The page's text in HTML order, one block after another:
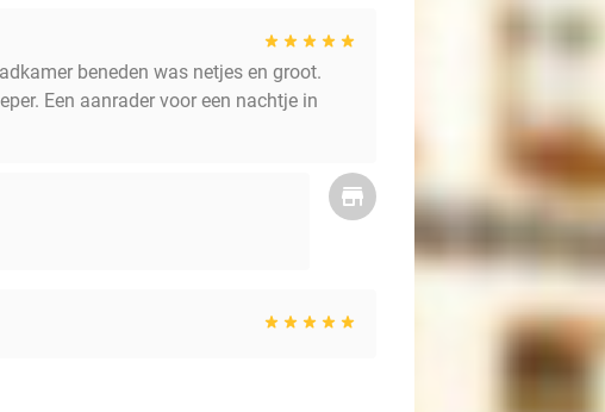
beneden was netjes en groot.
Een aanrader voor een nachtje in